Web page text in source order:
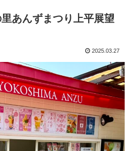
あんずまつり上平展望
2025.03.27